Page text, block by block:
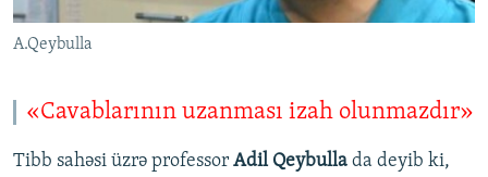
A.Qeybulla
«Cavablarının uzanması izah olunmazdır»
Tibb sahəsi üzrə professor Adil Qeybulla da deyib ki,